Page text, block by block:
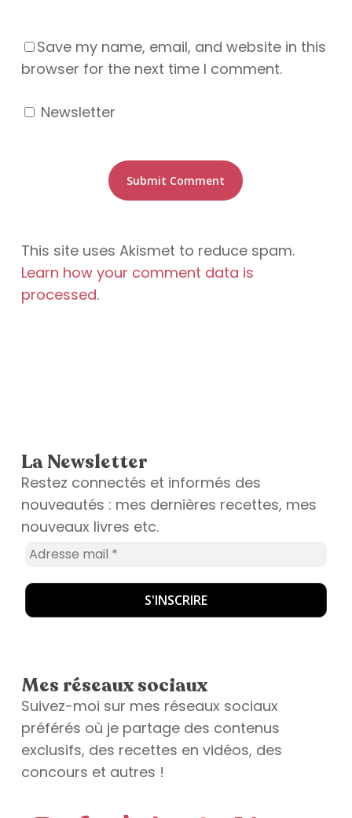
Save my name, email, and website in this
browser for the next time I comment.
Newsletter
This site uses Akismet to reduce spam.
Learn how your comment data is
processed.
La Newsletter
Restez connectés et informés des
nouveautés : mes dernières recettes, mes
nouveaux livres etc.
Mes réseaux sociaux
Suivez-moi sur mes réseaux sociaux
préférés où je partage des contenus
exclusifs, des recettes en vidéos, des
concours et autres !